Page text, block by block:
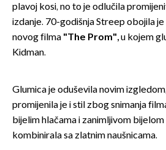
plavoj kosi, no to je odlučila
izdanje. 70-godišnja Streep obojila
novog filma "The Prom",u kojem
Kidman.
Glumica je oduševila novim
promijenila je i stil zbog snimanja
bijelim hlačama i zanimljivom
kombinirala sa zlatnim naušnicama.